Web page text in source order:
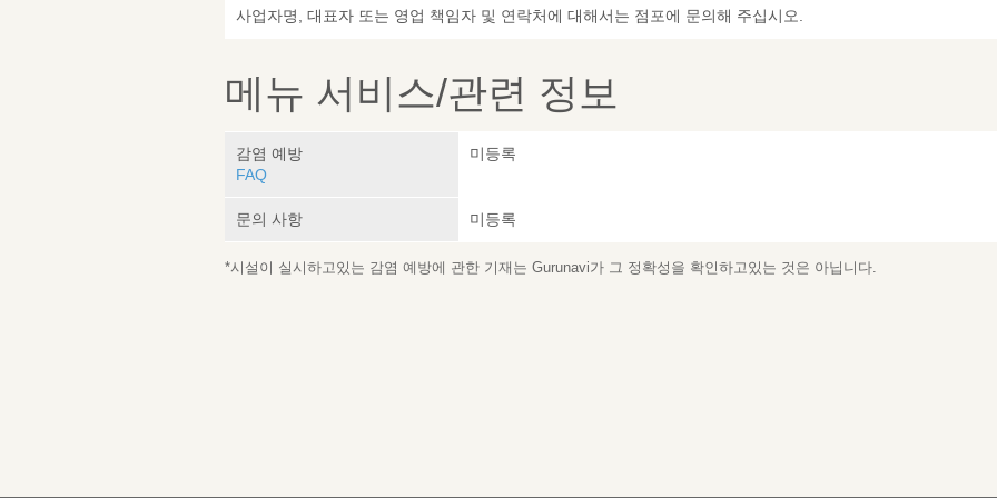
사업자명, 대표자 또는 영업 책임자 및 연락처에 대해서는 점포에 문의해 주십시오.
메뉴 서비스/관련 정보
감염 예방
FAQ
미등록
문의 사항 미등록
*시설이 실시하고있는 감염 예방에 관한 기재는 Gurunavi가 그 정확성을 확인하고있는 것은 아닙니다.